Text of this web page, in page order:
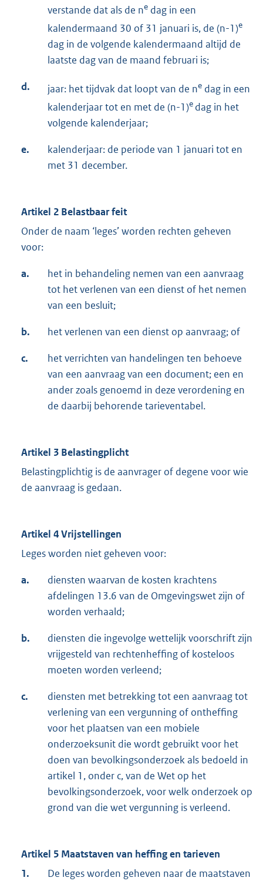
verstande dat als de ne dag in een
kalendermaand 30 of 31 januari is, de (n-1)e
dag in de volgende kalendermaand altijd de
laatste dag van de maand februari is;
d. jaar: het tijdvak dat loopt van de ne dag in een
kalenderjaar tot en met de (n-1)e dag in het
volgende kalenderjaar;
e.
kalenderjaar: de periode van 1 januari tot en
met 31 december.
Artikel 2 Belastbaar feit
Onder de naam ‘leges’ worden rechten geheven
voor:
a.
het in behandeling nemen van een aanvraag
tot het verlenen van een dienst of het nemen
van een besluit;
b. het verlenen van een dienst op aanvraag; of
c.
het verrichten van handelingen ten behoeve
van een aanvraag van een document; een en
ander zoals genoemd in deze verordening en
de daarbij behorende tarieventabel.
Artikel 3 Belastingplicht
Belastingplichtig is de aanvrager of degene voor wie
de aanvraag is gedaan.
Artikel 4 Vrijstellingen
Leges worden niet geheven voor:
a.
diensten waarvan de kosten krachtens
afdelingen 13.6 van de Omgevingswet zijn of
worden verhaald;
b.
diensten die ingevolge wettelijk voorschrift zijn
vrijgesteld van rechtenheffing of kosteloos
moeten worden verleend;
c.
diensten met betrekking tot een aanvraag tot
verlening van een vergunning of ontheffing
voor het plaatsen van een mobiele
onderzoeksunit die wordt gebruikt voor het
doen van bevolkingsonderzoek als bedoeld in
artikel 1, onder c, van de Wet op het
bevolkingsonderzoek, voor welk onderzoek op
grond van die wet vergunning is verleend.
Artikel 5 Maatstaven van heffing en tarieven
1.
De leges worden geheven naar de maatstaven